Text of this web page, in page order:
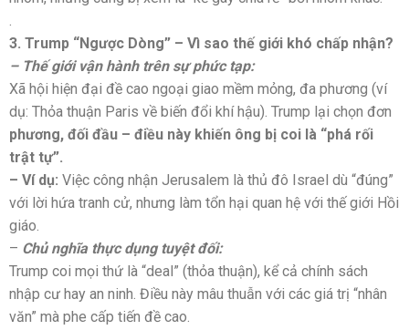
.
3. Trump “Ngược Dòng” – Vì sao thế giới khó chấp nhận?
– Thế giới vận hành trên sự phức tạp:
Xã hội hiện đại đề cao ngoại giao mềm mỏng, đa phương (ví
dụ: Thỏa thuận Paris về biến đổi khí hậu). Trump lại chọn đơn
phương, đối đầu – điều này khiến ông bị coi là “phá rối
trật tự”.
– Ví dụ: Việc công nhận Jerusalem là thủ đô Israel dù “đúng”
với lời hứa tranh cử, nhưng làm tổn hại quan hệ với thế giới Hồi
giáo.
– Chủ nghĩa thực dụng tuyệt đối:
Trump coi mọi thứ là “deal” (thỏa thuận), kể cả chính sách
nhập cư hay an ninh. Điều này mâu thuẫn với các giá trị “nhân
văn” mà phe cấp tiến đề cao.